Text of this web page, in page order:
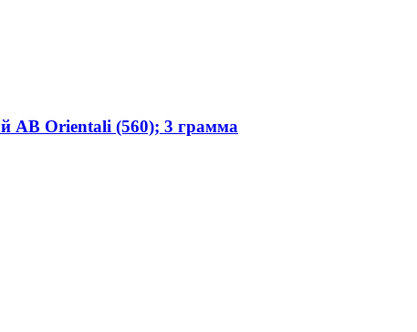
АВ Orientali (560); 3 грамма